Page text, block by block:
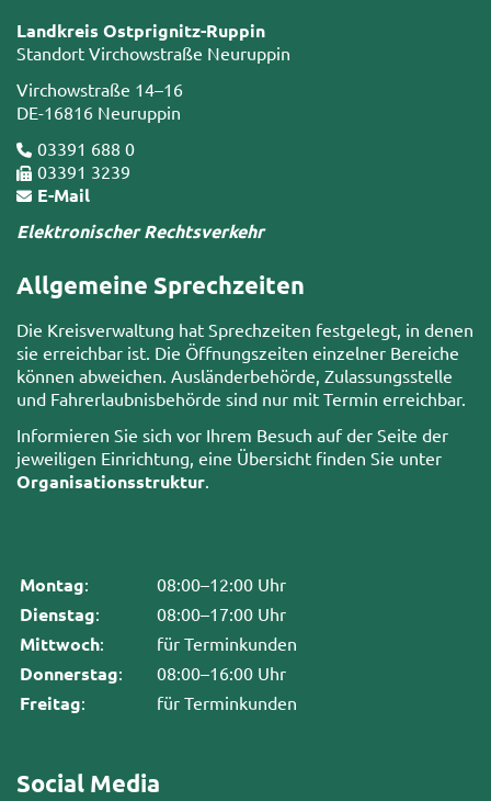
Landkreis Ostprignitz-Ruppin
Standort Virchowstraße Neuruppin
Virchowstraße 14–16
DE-16816 Neuruppin
03391 688 0
03391 3239
E-Mail
Elektronischer Rechtsverkehr
Allgemeine Sprechzeiten
Die Kreisverwaltung hat Sprechzeiten festgelegt, in denen
sie erreichbar ist. Die Öffnungszeiten einzelner Bereiche
können abweichen. Ausländerbehörde, Zulassungsstelle
und Fahrerlaubnisbehörde sind nur mit Termin erreichbar.
Informieren Sie sich vor Ihrem Besuch auf der Seite der
jeweiligen Einrichtung, eine Übersicht finden Sie unter
Organisationsstruktur.
Montag: 08:00–12:00 Uhr
Dienstag: 08:00–17:00 Uhr
Mittwoch: für Terminkunden
Donnerstag: 08:00–16:00 Uhr
Freitag: für Terminkunden
Social Media